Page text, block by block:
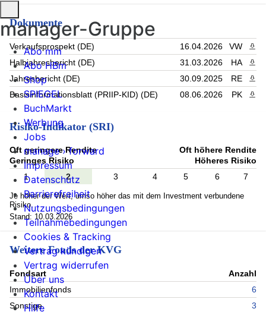
Dokumente
Verkaufsprospekt (DE) 16.04.2026 VW
Halbjahresbericht (DE)
31.03.2026 HA
Jahresbericht (DE)
30.09.2025 RE
Basisinformationsblatt (PRIIP-KID) (DE)
08.06.2026 PK
Risiko-Indikator (SRI)
Oft geringere Rendite
Geringes Risiko
Oft höhere Rendite
Höheres Risiko
1
2 3 4 5 6 7
Je höher der Wert, umso höher das mit dem Investment verbundene
Risiko.
Stand: 10.03.2026
Weitere Fonds der KVG
Fondsart
Anzahl
Immobilienfonds
6
Sonstige
3
manager-Gruppe
Abo mm
Abo HBm
Shop
SPIEGEL
BuchMarkt
Werbung
Jobs
manage › forward
Impressum
Datenschutz
Barrierefreiheit
Nutzungsbedingungen
Teilnahmebedingungen
Cookies & Tracking
Vertrag kündigen
Vertrag widerrufen
Über uns
Kontakt
Hilfe